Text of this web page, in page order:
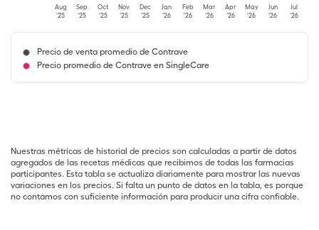
Aug
'25
Sep
'25
Oct
'25
Nov
'25
Dec
'25
Jan
'26
Feb
'26
Mar
'26
Apr
'26
May
'26
Jun
'26
Jul
'26
Precio de venta promedio de Contrave
Precio promedio de Contrave en SingleCare
Nuestras métricas de historial de precios son calculadas a partir de datos
agregados de las recetas médicas que recibimos de todas las farmacias
participantes. Esta tabla se actualiza diariamente para mostrar las nuevas
variaciones en los precios. Si falta un punto de datos en la tabla, es porque
no contamos con suficiente información para producir una cifra confiable.